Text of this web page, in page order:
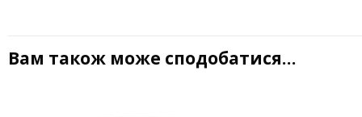
Вам також може сподобатися…